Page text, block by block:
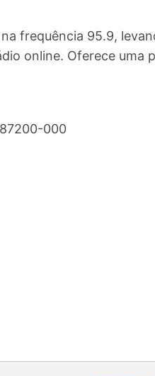
frequência 95.9,
online. Oferece uma
000